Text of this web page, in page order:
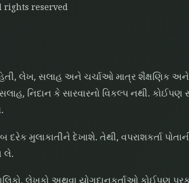
rights reserved
લેખ, સલાહ અને ચર્ચાઓ માત્ર શૈક્ષણિક અને
નિદાન કે સારવારનો વિકલ્પ નથી.
મુલાકાતીને દેખાશે. તેથી, વપરાશકર્તા
લે.
લેખકો અથવા યોગદાનકર્તાઓ કોઈપણ